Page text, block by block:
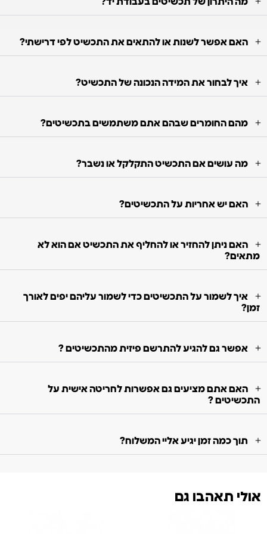
מה היתרון של תכשיטים בעבודת יד?
האם אפשר לשנות או להתאים את התכשיט לפי דרישתי?
איך לבחור את המידה הנכונה של התכשיט?
מהם החומרים שבהם אתם משתמשים בתכשיטים?
מה עושים אם התכשיט התקלקל או נשבר?
האם יש אחריות על התכשיטים?
האם ניתן להחזיר או להחליף את התכשיט אם הוא לא
מתאים?
איך לשמור על התכשיטים כדי לשמור עליהם יפים לאורך
זמן?
אפשר גם להגיע להתרשם פיזית מהתכשיטים ?
האם אתם מציעים גם אפשרות לחריטה אישית על
התכשיטים ?
תוך כמה זמן יגיע אליי המשלוח?
אולי תאהבו גם